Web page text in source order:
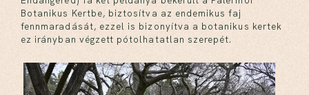
Botanikus Kertbe, biztosítva az endemikus faj
fennmaradását, ezzel is bizonyítva a botanikus kertek
ez irányban végzett pótolhatatlan szerepét.